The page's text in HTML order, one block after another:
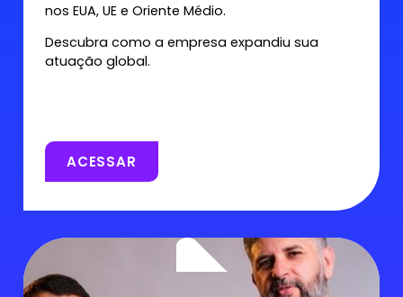
nos EUA, UE e Oriente Médio.
Descubra como a empresa expandiu sua
atuação global.
ACESSAR